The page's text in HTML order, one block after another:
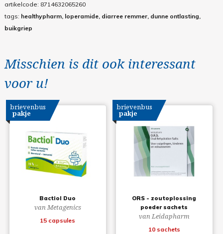
artikelcode: 8714632065260
tags: healthypharm, loperamide, diarree remmer, dunne ontlasting,
buikgriep
Misschien is dit ook interessant
voor u!
Bactiol Duo
van Metagenics
15 capsules
brievenbus
pakje
ORS - zoutoplossing
poeder sachets
van Leidapharm
10 sachets
brievenbus
pakje